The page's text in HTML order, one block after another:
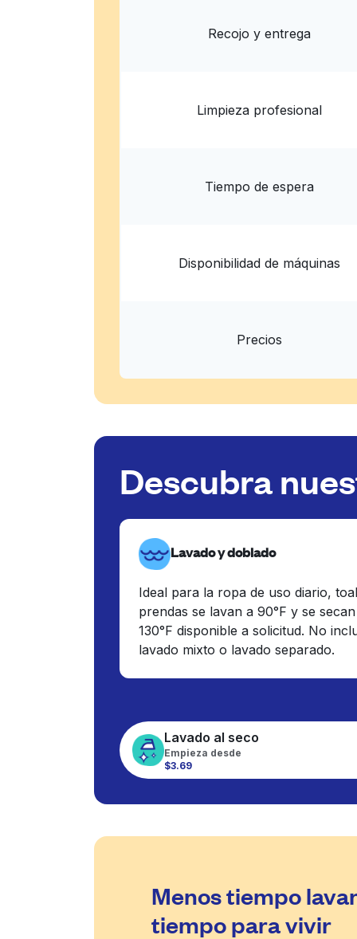
Recojo y entrega
Limpieza profesional
Tiempo de espera
Disponibilidad de máquinas
Precios
Descubra
Lavado y doblado
Ideal para la ropa de uso diario,
prendas se lavan a 90°F y se
130°F disponible a solicitud. No
lavado mixto o lavado separado.
Lavado al seco
Empieza desde
$3.69
Menos tiempo
tiempo para vivir